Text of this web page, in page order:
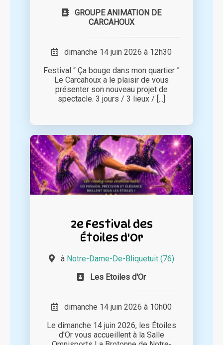
GROUPE ANIMATION DE
CARCAHOUX
dimanche 14 juin 2026 à 12h30
Festival “ Ça bouge dans mon quartier ”
Le Carcahoux a le plaisir de vous
présenter son nouveau projet de
spectacle. 3 jours / 3 lieux / [...]
2e Festival des
Étoiles d'Or
à Notre-Dame-De-Bliquetuit (76)
Les Etoiles d'Or
dimanche 14 juin 2026 à 10h00
Le dimanche 14 juin 2026, les Étoiles
d'Or vous accueillent à la Salle